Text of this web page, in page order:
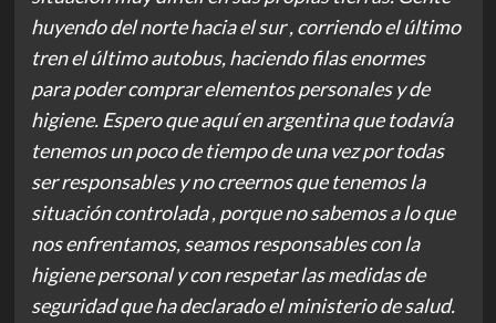
huyendo del norte hacia el sur , corriendo el último
tren el último autobus, haciendo filas enormes
para poder comprar elementos personales y de
higiene. Espero que aquí en argentina que todavía
tenemos un poco de tiempo de una vez por todas
ser responsables y no creernos que tenemos la
situación controlada , porque no sabemos a lo que
nos enfrentamos, seamos responsables con la
higiene personal y con respetar las medidas de
seguridad que ha declarado el ministerio de salud.